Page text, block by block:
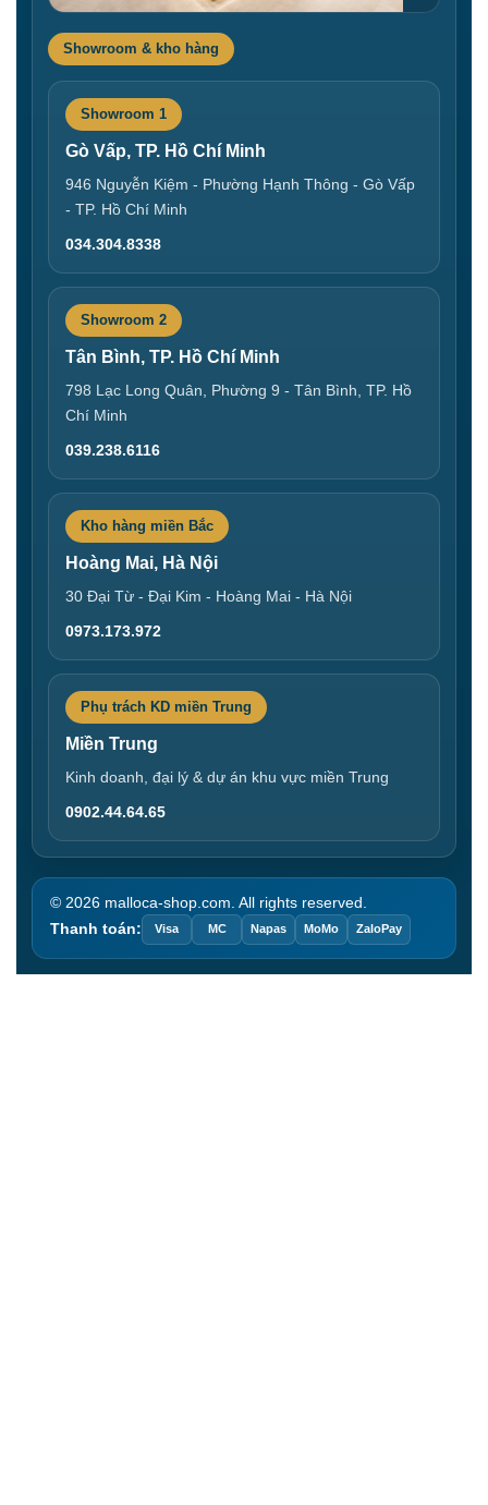
Showroom & kho hàng
Showroom 1
Gò Vấp, TP. Hồ Chí Minh
946 Nguyễn Kiệm - Phường Hạnh Thông - Gò Vấp
- TP. Hồ Chí Minh
034.304.8338
Showroom 2
Tân Bình, TP. Hồ Chí Minh
798 Lạc Long Quân, Phường 9 - Tân Bình, TP. Hồ
Chí Minh
039.238.6116
Kho hàng miền Bắc
Hoàng Mai, Hà Nội
30 Đại Từ - Đại Kim - Hoàng Mai - Hà Nội
0973.173.972
Phụ trách KD miền Trung
Miền Trung
Kinh doanh, đại lý & dự án khu vực miền Trung
0902.44.64.65
© 2026 malloca-shop.com. All rights reserved.
Thanh toán:
Visa MC Napas MoMo ZaloPay